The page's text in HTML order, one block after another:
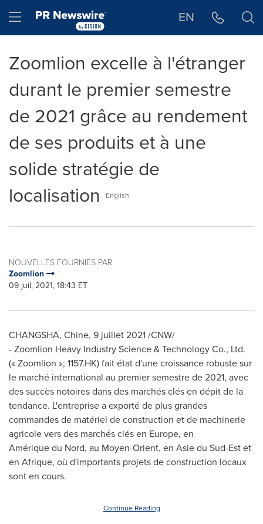
Hamburger menu EN
Zoomlion excelle à l'étranger
durant le premier semestre
de 2021 grâce au rendement
de ses produits et à une
solide stratégie de
localisation
English
NOUVELLES FOURNIES PAR
Zoomlion
09 juil, 2021, 18:43 ET
CHANGSHA, Chine, 9 juillet 2021 /CNW/
- Zoomlion Heavy Industry Science & Technology Co., Ltd.
(« Zoomlion »; 1157.HK) fait état d'une croissance robuste sur
le marché international au premier semestre de 2021, avec
des succès notoires dans des marchés clés en dépit de la
tendance. L'entreprise a exporté de plus grandes
commandes de matériel de construction et de machinerie
agricole vers des marchés clés en Europe, en
Amérique du Nord, au Moyen-Orient, en Asie du Sud-Est et
en Afrique, où d'importants projets de construction locaux
sont en cours.
Continue Reading